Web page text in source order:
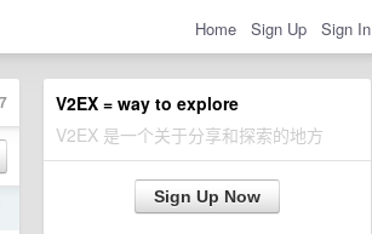
Home Sign Up Sign In
V2EX = way to explore
V2EX 是一个关于分享和探索的地方
Sign Up Now